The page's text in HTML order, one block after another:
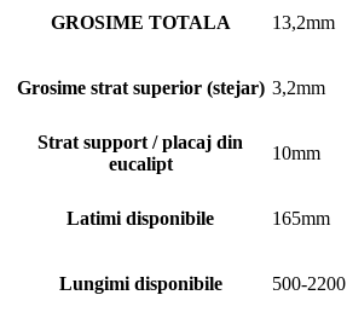
GROSIME TOTALA 13,2mm
Grosime strat superior (stejar) 3,2mm
Strat support / placaj din
eucalipt
10mm
Latimi disponibile 165mm
Lungimi disponibile 500-2200